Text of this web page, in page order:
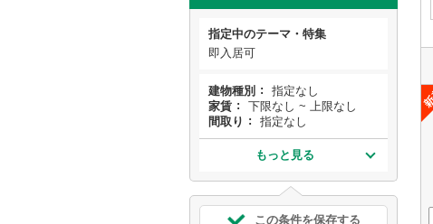
指定中のテーマ・特集
即入居可
建物種別
指定なし
家賃
下限なし ~ 上限なし
間取り
指定なし
もっと見る
この条件を保存する